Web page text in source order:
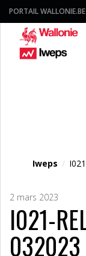
PORTAIL WALLONIE.BE
Iweps /
2 mars 2023
I021-